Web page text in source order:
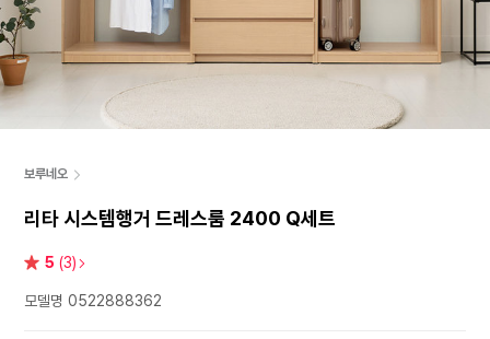
보루네오
리타 시스템행거 드레스룸 2400 Q세트
별 5 (3)
모델명 0522888362